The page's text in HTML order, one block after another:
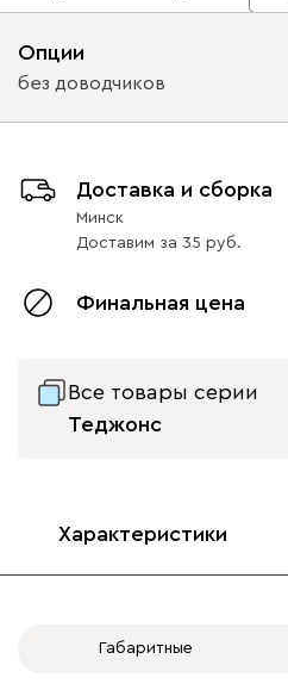
Опции
без доводчиков
без доводчиков с
Доставка и сборка
Минск
Доставим за 35
Финальная цена
Все товары серии
Теджонс
Характеристики
Габаритные